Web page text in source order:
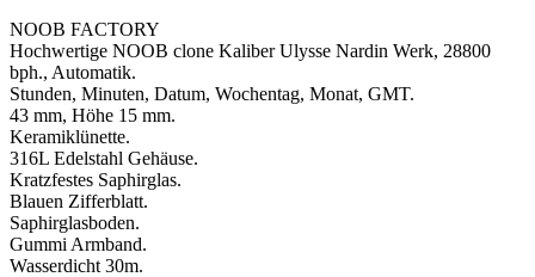
NOOB FACTORY
Hochwertige NOOB clone Kaliber Ulysse Nardin Werk, 28800
bph., Automatik.
Stunden, Minuten, Datum, Wochentag, Monat, GMT.
43 mm, Höhe 15 mm.
Keramiklünette.
316L Edelstahl Gehäuse.
Kratzfestes Saphirglas.
Blauen Zifferblatt.
Saphirglasboden.
Gummi Armband.
Wasserdicht 30m.